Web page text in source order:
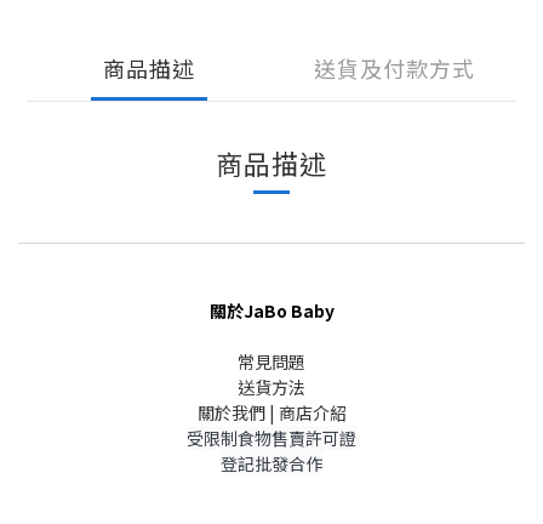
商品描述 送貨及付款方式
商品描述
關於JaBo Baby
常見問題
送貨方法
關於我們 | 商店介紹
受限制食物售賣許可證
登記批發合作